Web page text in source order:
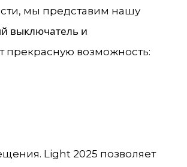
мы представим нашу
выключатель и
прекрасную возможность:
Light 2025 позволяет